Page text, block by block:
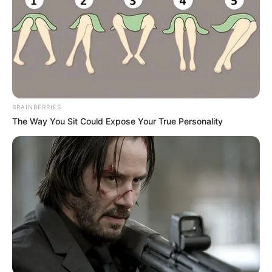
Morphewan est un spécialiste des gros handicaps
avec deux victoires et plusieurs places parmi les
trois premiers en dix sorties dans des Quinté+.
Malgré une pénalisation qui le porte à une valeur de
45 après son succès à Deauville, il reste compétitif,
constance et sa capacité à se hisser dans le trio de
tête font de lui un candidat sérieux, même s’il
raison de son poids actuel.
14 – HAMLET’S NIGHT
Ce poulain de 3 ans entraîné par André Fabre est en
constante progression, et ses récentes performances
dans les Quinté+ montrent qu’il est en mesure de
rivaliser avec les meilleurs. Second à trois reprises
lors de ses dernières courses, Hamlet’s Night a
prouvé son aptitude sur des distances similaires et
BRAINBERRIES
The Way You Sit Could Expose Your True Personality